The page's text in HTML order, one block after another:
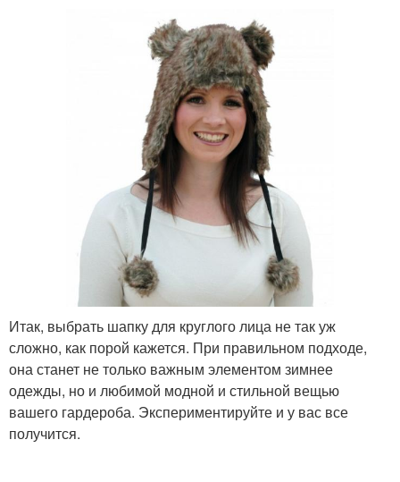
Итак, выбрать шапку для круглого лица не так уж
сложно, как порой кажется. При правильном подходе,
она станет не только важным элементом зимнее
одежды, но и любимой модной и стильной вещью
вашего гардероба. Экспериментируйте и у вас все
получится.